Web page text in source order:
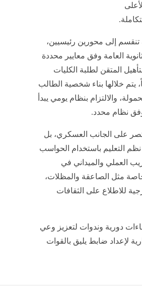
تنقسم إلى محورين رئيسيين،
العامة وفق معايير محددة
المتقن لطلبة الكليات
والذي يبدأ بفترة الإعداد العسكري المركز لمدة 90 يوماً، يتم خلالها بناء شخصية الطالب
والالتزام بنظام يومي يبدأ
وفق نظام محدد.
على الجانب العسكري، بل
دراسية، مع تطوير نظم التعليم باستخدام الحواسب
العملي والميداني في
مثل الصاعقة والمظلات،
للاطلاع على الثقافات
دورية وندوات لتعزيز وعي
لإعداد ضابط يليق بالقوات